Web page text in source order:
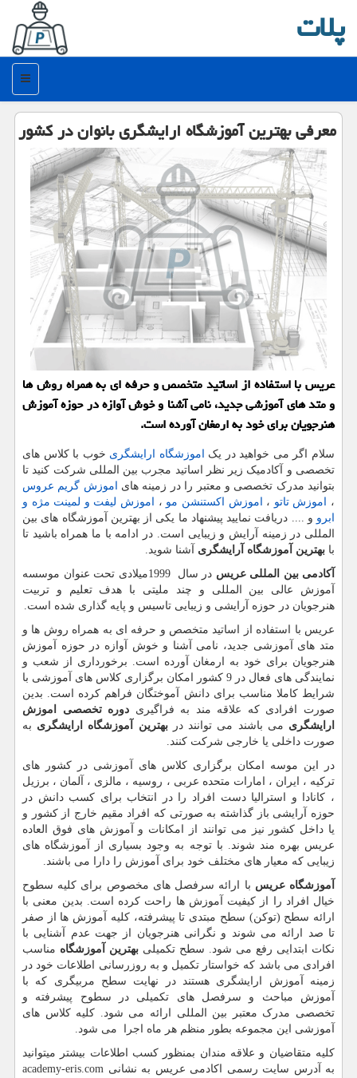
پلات
منو
معرفی بهترین آموزشگاه ارایشگری بانوان در كشور
عریس با استفاده از اساتید متخصص و حرفه ای به همراه روش ها
و متد های آموزشی جدید، نامی آشنا و خوش آوازه در حوزه آموزش
هنرجویان برای خود به ارمغان آورده است.
سلام اگر می خواهید در یک اموزشگاه ارایشگری خوب با کلاس های
تخصصی و آکادمیک زیر نظر اساتید مجرب بین المللی شرکت کنید تا
بتوانید مدرک تخصصی و معتبر را در زمینه های
اموزش گریم عروس
،
اموزش تاتو ، اموزش اکستنشن مو ،
اموزش لیفت و لمینت مژه و
ابرو و .... دریافت نمایید پیشنهاد ما یکی از بهترین آموزشگاه های بین
المللی در زمینه آرایش و زیبایی است. در ادامه با ما همراه باشید تا
با بهترین آموزشگاه آرایشگری
آشنا شوید.
آکادمی بین المللی عریس در سال 1999میلادی تحت عنوان موسسه
آموزش عالی بین المللی و چند ملیتی با هدف تعلیم و تربیت
هنرجویان در حوزه آرایشی و زیبایی تاسیس و پایه گذاری شده است.
عریس با استفاده از اساتید متخصص و حرفه ای به همراه روش ها و
متد های آموزشی جدید، نامی آشنا و خوش آوازه در حوزه آموزش
هنرجویان برای خود به ارمغان آورده است. برخورداری از شعب و
نمایندگی های فعال در 9 کشور امکان برگزاری کلاس های آموزشی با
شرایط کاملا مناسب برای دانش آموختگان فراهم کرده است. بدین
صورت افرادی که علاقه مند به فراگیری دوره تخصصی اموزش
ارایشگری می باشند می توانند دربهترین آموزشگاه ارایشگری به
صورت داخلی یا خارجی شرکت کنند.
در این موسه امکان برگزاری کلاس های آموزشی در کشور های
ترکیه ، ایران ، امارات متحده عربی ، روسیه ، مالزی ، آلمان ، برزیل
، کانادا و استرالیا دست افراد را در انتخاب برای کسب دانش در
حوزه آرایشی باز گذاشته به صورتی که افراد مقیم خارج از کشور و
یا داخل کشور نیز می توانند از امکانات و آموزش های فوق العاده
عریس بهره مند شوند. با توجه به وجود بسیاری از آموزشگاه های
زیبایی که معیار های مختلف خود برای آموزش را دارا می باشند.
آموزشگاه عریس با ارائه سرفصل های مخصوص برای کلیه سطوح
خیال افراد را از کیفیت آموزش ها راحت کرده است. بدین معنی با
ارائه سطح (توکن) سطح مبتدی تا پیشرفته، کلیه آموزش ها از صفر
تا صد ارائه می شوند و نگرانی هنرجویان از جهت عدم آشنایی با
نکات ابتدایی رفع می شود. سطح تکمیلی بهترین آموزشگاه مناسب
افرادی می باشد که خواستار تکمیل و به روزرسانی اطلاعات خود در
زمینه آموزش ارایشگری هستند در نهایت سطح مربیگری که با
آموزش مباحث و سرفصل های تکمیلی در سطوح پیشرفته و
تخصصی مدرک معتبر بین المللی ارائه می شود. کلیه کلاس های
آموزشی این مجموعه بطور منظم هر ماه اجرا می شود.
کلیه متقاضیان و علاقه مندان بمنظور کسب اطلاعات بیشتر میتوانید
به آدرس سایت رسمی اکادمی عریس به نشانی academy-eris.com